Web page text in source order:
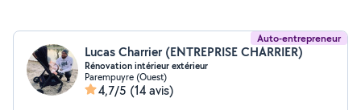
Auto-entrepreneur
Lucas Charrier (ENTREPRISE CHARRIER)
Rénovation intérieur extérieur
Parempuyre (Ouest)
4,7/5 (14 avis)